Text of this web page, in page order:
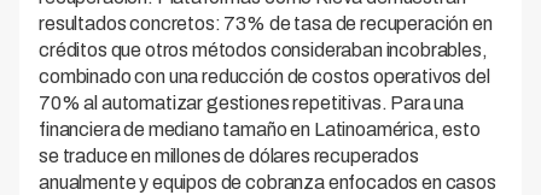
resultados concretos: 73% de tasa de recuperación en
créditos que otros métodos consideraban incobrables,
combinado con una reducción de costos operativos del
70% al automatizar gestiones repetitivas. Para una
financiera de mediano tamaño en Latinoamérica, esto
se traduce en millones de dólares recuperados
anualmente y equipos de cobranza enfocados en casos